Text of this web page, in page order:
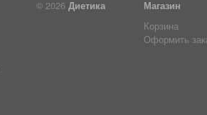
© 2026 Диетика
Магазин
Корзина
Оформить